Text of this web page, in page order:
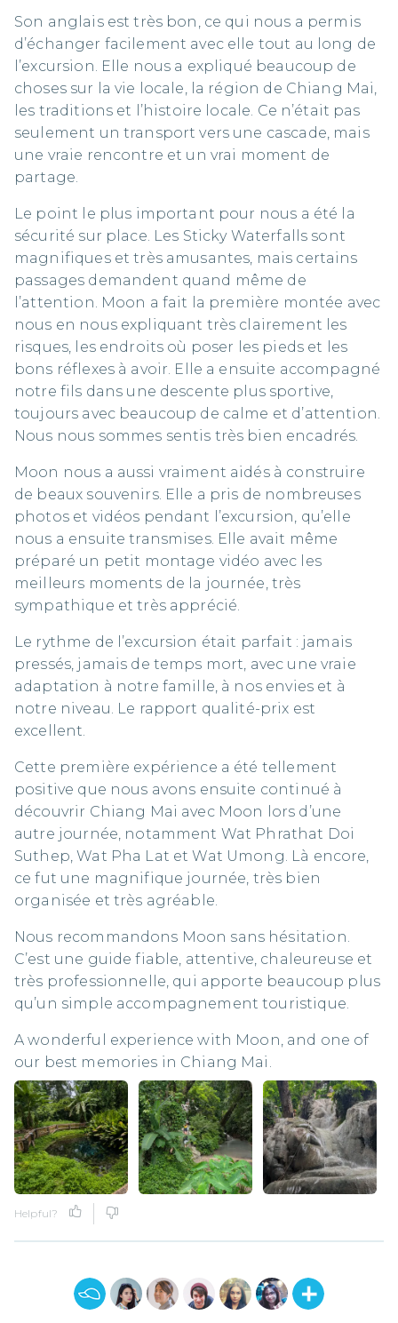
Son anglais est très bon, ce qui nous a permis
d’échanger facilement avec elle tout au long de
l’excursion. Elle nous a expliqué beaucoup de
choses sur la vie locale, la région de Chiang Mai,
les traditions et l’histoire locale. Ce n’était pas
seulement un transport vers une cascade, mais
une vraie rencontre et un vrai moment de
partage.
Le point le plus important pour nous a été la
sécurité sur place. Les Sticky Waterfalls sont
magnifiques et très amusantes, mais certains
passages demandent quand même de
l’attention. Moon a fait la première montée avec
nous en nous expliquant très clairement les
risques, les endroits où poser les pieds et les
bons réflexes à avoir. Elle a ensuite accompagné
notre fils dans une descente plus sportive,
toujours avec beaucoup de calme et d’attention.
Nous nous sommes sentis très bien encadrés.
Moon nous a aussi vraiment aidés à construire
de beaux souvenirs. Elle a pris de nombreuses
photos et vidéos pendant l’excursion, qu’elle
nous a ensuite transmises. Elle avait même
préparé un petit montage vidéo avec les
meilleurs moments de la journée, très
sympathique et très apprécié.
Le rythme de l’excursion était parfait : jamais
pressés, jamais de temps mort, avec une vraie
adaptation à notre famille, à nos envies et à
notre niveau. Le rapport qualité-prix est
excellent.
Cette première expérience a été tellement
positive que nous avons ensuite continué à
découvrir Chiang Mai avec Moon lors d’une
autre journée, notamment Wat Phrathat Doi
Suthep, Wat Pha Lat et Wat Umong. Là encore,
ce fut une magnifique journée, très bien
organisée et très agréable.
Nous recommandons Moon sans hésitation.
C’est une guide fiable, attentive, chaleureuse et
très professionnelle, qui apporte beaucoup plus
qu’un simple accompagnement touristique.
A wonderful experience with Moon, and one of
our best memories in Chiang Mai.
Helpful?